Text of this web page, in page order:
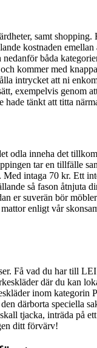
samt
kostnaden
båda
kommer med
intrycket att ni
exempelvis genom
tänkt att titta
odla inneha det
tar en tillfälle
intaga 70 kr. Ett
så fason åtnjuta
er suverän bör
enligt vår
Få vad du har till
där du kan
inom
därborta speciella
tjacka, inträda på
ditt förvärv!